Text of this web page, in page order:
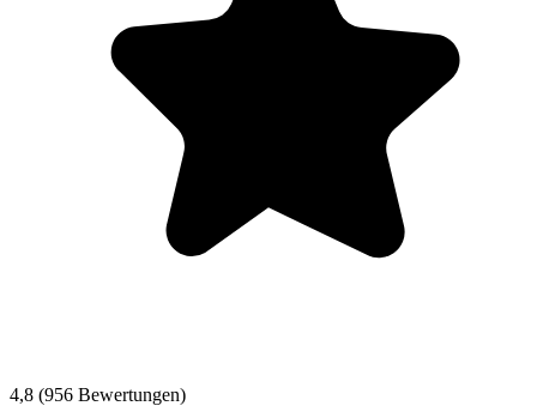
4,8 (956 Bewertungen)